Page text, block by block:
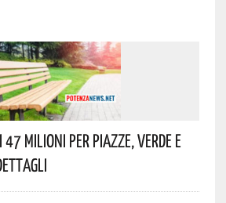
Milioni Per Piazze, Verde E